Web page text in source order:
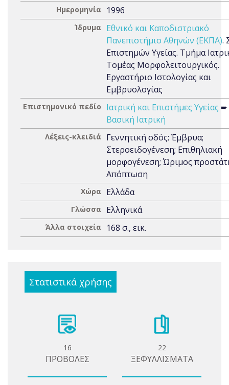
Ημερομηνία 1996
Ίδρυμα
Εθνικό και Καποδιστριακό
Πανεπιστήμιο Αθηνών (ΕΚΠΑ).
Επιστημών Υγείας. Τμήμα
Τομέας Μορφολειτουργικός.
Εργαστήριο Ιστολογίας και
Εμβρυολογίας
Επιστημονικό πεδίο Ιατρική και Επιστήμες Υγείας ➨
Βασική Ιατρική
Λέξεις-κλειδιά
Γεννητική οδός; Έμβρυα;
Στεροειδογένεση; Επιθηλιακή
μορφογένεση; Ώριμος
Απόπτωση
Χώρα Ελλάδα
Γλώσσα Ελληνικά
Άλλα στοιχεία 168 σ., εικ.
Στατιστικά χρήσης
16
ΠΡΟΒΟΛΕΣ
22
ΞΕΦΥΛΛΙΣΜΑΤΑ